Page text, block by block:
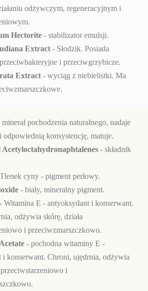
odżywczym, regeneracyjnym i
Hectorite - stabilizator emulsji.
Extract - Słodzik. Posiada
i przeciwgrzybicze.
Extract - wyciąg z niebielistki. Ma
pochodzenia naturalnego, nadaje
konsystencję, matuje.
- składnik
cyny - pigment perłowy.
- biały, mineralny pigment.
- Witamina E - antyoksydant i konserwant.
odżywia skórę, działa
i przeciwzmarszczkowo.
- pochodna witaminy E -
i konserwant. Chroni, ujędrnia, odżywia
przeciwstarzeniowo i